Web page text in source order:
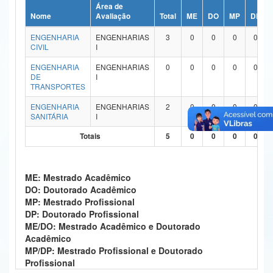
Ministério da Ciência, Tecnologia, Inovações e Comunicações
Ministério do Meio Ambiente
Ministério do Turismo
Ministério do Desenvolvimento Regional
Controladoria-Geral da União
Ministério da Mulher, da Família e dos Direitos Humanos
Secretaria de Governo
Gabinete de Segurança Institucional
Advocacia-Geral da União
Banco Central do Brasil
Nome
Área de
Avaliação
Total ME DO MP DP
ENGENHARIA
CIVIL
ENGENHARIAS
I
3 0 0 0 0
ENGENHARIA
DE
TRANSPORTES
ENGENHARIAS
I
0 0 0 0 0
ENGENHARIA
SANITÁRIA
ENGENHARIAS
I
2 0 0 0 0
Totais 5 0 0 0 0
ME: Mestrado Acadêmico
DO: Doutorado Acadêmico
MP: Mestrado Profissional
DP: Doutorado Profissional
ME/DO: Mestrado Acadêmico e Doutorado
Acadêmico
MP/DP: Mestrado Profissional e Doutorado
Profissional